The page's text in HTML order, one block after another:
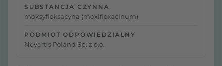
SUBSTANCJA CZYNNA
moksyfloksacyna (moxifloxacinum)
PODMIOT ODPOWIEDZIALNY
Novartis Poland Sp. z o.o.